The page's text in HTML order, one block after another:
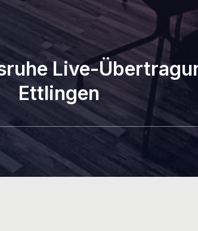
Live-
Ettlingen